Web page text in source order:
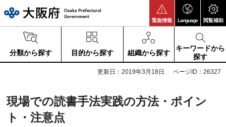
緊急情報 Language 閲覧補助
分類から探す 目的から探す 組織から探す
キーワードから
探す
更新日：2019年3月18日 ページID：26327
現場での読書手法実践の方法・ポイン
ト・注意点